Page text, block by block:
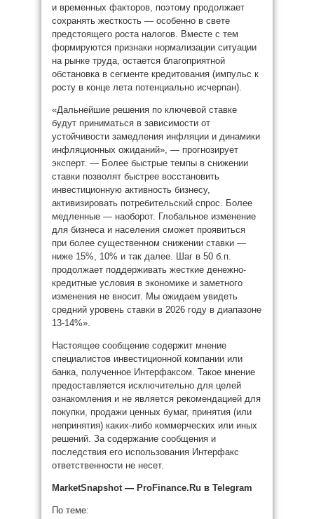
и временных факторов, поэтому продолжает
сохранять жесткость — особенно в свете
предстоящего роста налогов. Вместе с тем
формируются признаки нормализации ситуации
на рынке труда, остается благоприятной
обстановка в сегменте кредитования (импульс к
росту в конце лета потенциально исчерпан).
«Дальнейшие решения по ключевой ставке
будут приниматься в зависимости от
устойчивости замедления инфляции и динамики
инфляционных ожиданий», — прогнозирует
эксперт. — Более быстрые темпы в снижении
ставки позволят быстрее восстановить
инвестиционную активность бизнесу,
активизировать потребительский спрос. Более
медленные — наоборот. Глобальное изменение
для бизнеса и населения сможет проявиться
при более существенном снижении ставки —
ниже 15%, 10% и так далее. Шаг в 50 б.п.
продолжает поддерживать жесткие денежно-
кредитные условия в экономике и заметного
изменения не вносит. Мы ожидаем увидеть
средний уровень ставки в 2026 году в диапазоне
13-14%».
Настоящее сообщение содержит мнение
специалистов инвестиционной компании или
банка, полученное Интерфаксом. Такое мнение
предоставляется исключительно для целей
ознакомления и не является рекомендацией для
покупки, продажи ценных бумаг, принятия (или
непринятия) каких-либо коммерческих или иных
решений. За содержание сообщения и
последствия его использования Интерфакс
ответственности не несет.
MarketSnapshot — ProFinance.Ru в Telegram
По теме: